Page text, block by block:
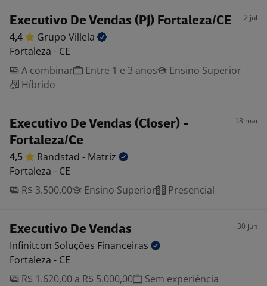
Executivo De Vendas (PJ) Fortaleza/CE 2 jul
4,4 Grupo Villela
Fortaleza - CE
A combinar
Entre 1 e 3 anos
Ensino Superior
Híbrido
Executivo De Vendas (Closer) -
Fortaleza/Ce
18 mai
4,5 Randstad - Matriz
Fortaleza - CE
R$ 3.500,00
Ensino Superior Presencial
Executivo De Vendas 30 jun
Infinitcon Soluções Financeiras
Fortaleza - CE
R$ 1.620,00 a R$ 5.000,00
Sem experiência